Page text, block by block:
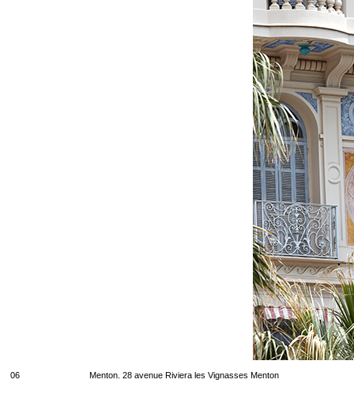
06 Menton. 28 avenue Riviera les Vignasses Menton